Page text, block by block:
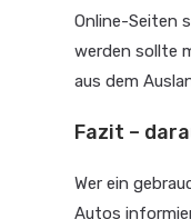
Online-Seiten
werden sollte
aus dem
Fazit –
Wer ein
Autos